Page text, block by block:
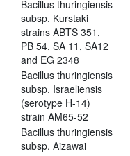
Bacillus thuringiensis
subsp. Kurstaki
strains ABTS 351,
PB 54, SA 11, SA12
and EG 2348
Bacillus thuringiensis
subsp. Israeliensis
(serotype H-14)
strain AM65-52
Bacillus thuringiensis
subsp. Aizawai